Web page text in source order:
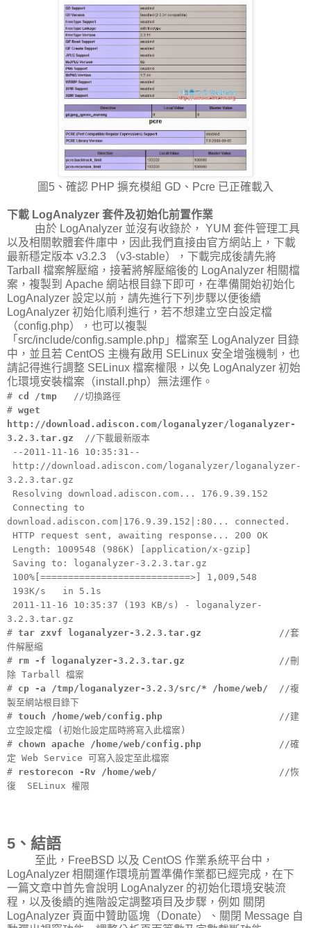
圖5、確認 PHP 擴充模組 GD、Pcre 已正確載入
下載 LogAnalyzer 套件及初始化前置作業
由於 LogAnalyzer 並沒有收錄於， YUM 套件管理工具
以及相關軟體套件庫中，因此我們直接由官方網站上，下載
最新穩定版本 v3.2.3 （v3-stable），下載完成後請先將
Tarball 檔案解壓縮，接著將解壓縮後的 LogAnalyzer 相關檔
案，複製到 Apache 網站根目錄下即可，在準備開始初始化
LogAnalyzer 設定以前，請先進行下列步驟以便後續
LogAnalyzer 初始化順利進行，若不想建立空白設定檔
（config.php），也可以複製
「src/include/config.sample.php」檔案至 LogAnalyzer 目錄
中，並且若 CentOS 主機有啟用 SELinux 安全增強機制，也
請記得進行調整 SELinux 檔案權限，以免 LogAnalyzer 初始
化環境安裝檔案（install.php）無法運作。
# cd /tmp //切換路徑
# wget
http://download.adiscon.com/loganalyzer/loganalyzer-
3.2.3.tar.gz //下載最新版本
--2011-11-16 10:35:31--
http://download.adiscon.com/loganalyzer/loganalyzer-
3.2.3.tar.gz
Resolving download.adiscon.com... 176.9.39.152
Connecting to
download.adiscon.com|176.9.39.152|:80... connected.
HTTP request sent, awaiting response... 200 OK
Length: 1009548 (986K) [application/x-gzip]
Saving to: loganalyzer-3.2.3.tar.gz
100%[===========================>] 1,009,548
193K/s in 5.1s
2011-11-16 10:35:37 (193 KB/s) - loganalyzer-
3.2.3.tar.gz
# tar zxvf loganalyzer-3.2.3.tar.gz //套
件解壓縮
# rm -f loganalyzer-3.2.3.tar.gz //刪
除 Tarball 檔案
# cp -a /tmp/loganalyzer-3.2.3/src/* /home/web/ //複
製至網站根目錄下
# touch /home/web/config.php //建
立空設定檔 (初始化設定屆時將寫入此檔案)
# chown apache /home/web/config.php //確
定 Web Service 可寫入設定至此檔案
# restorecon -Rv /home/web/ //恢
復 SELinux 權限
5、結語
至此，FreeBSD 以及 CentOS 作業系統平台中，
LogAnalyzer 相關運作環境前置準備作業都已經完成，在下
一篇文章中首先會說明 LogAnalyzer 的初始化環境安裝流
程，以及後續的進階設定調整項目及步驟，例如 關閉
LogAnalyzer 頁面中贊助區塊（Donate）、關閉 Message 自